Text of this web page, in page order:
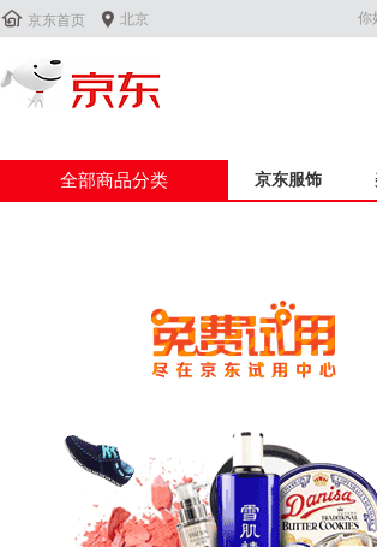
 京东首页  北京 你
全部商品分类 京东服饰